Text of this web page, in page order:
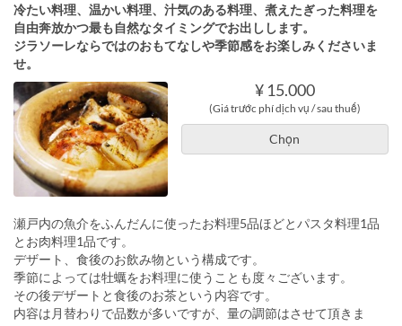
冷たい料理、温かい料理、汁気のある料理、煮えたぎった料理を
自由奔放かつ最も自然なタイミングでお出しします。
ジラソーレならではのおもてなしや季節感をお楽しみくださいま
せ。
¥ 15.000
(Giá trước phí dịch vụ / sau thuế)
Chọn
瀬戸内の魚介をふんだんに使ったお料理5品ほどとパスタ料理1品
とお肉料理1品です。
デザート、食後のお飲み物という構成です。
季節によっては牡蠣をお料理に使うことも度々ございます。
その後デザートと食後のお茶という内容です。
内容は月替わりで品数が多いですが、量の調節はさせて頂きま